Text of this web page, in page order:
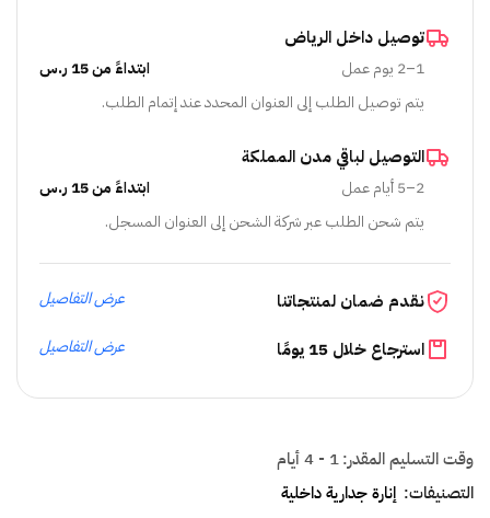
توصيل داخل الرياض
1–2 يوم عمل
ابتداءً من 15 ر.س
يتم توصيل الطلب إلى العنوان المحدد عند إتمام الطلب.
التوصيل لباقي مدن المملكة
2–5 أيام عمل
ابتداءً من 15 ر.س
يتم شحن الطلب عبر شركة الشحن إلى العنوان المسجل.
نقدم ضمان لمنتجاتنا عرض التفاصيل
استرجاع خلال 15 يومًا عرض التفاصيل
وقت التسليم المقدر:1 - 4 أيام
التصنيفات: إنارة جدارية داخلية